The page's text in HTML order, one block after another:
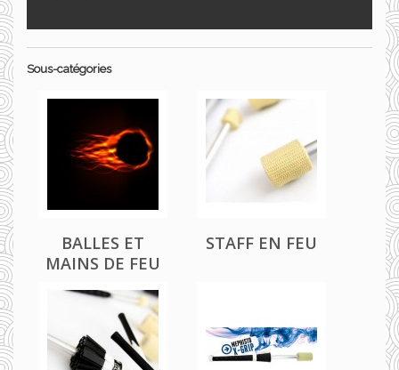
Sous-catégories
BALLES ET
MAINS DE FEU
STAFF EN FEU